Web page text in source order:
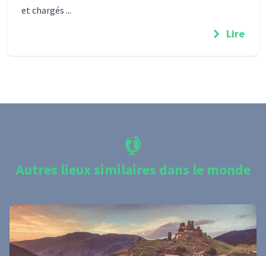
et chargés ...
Lire
Autres lieux similaires dans le monde